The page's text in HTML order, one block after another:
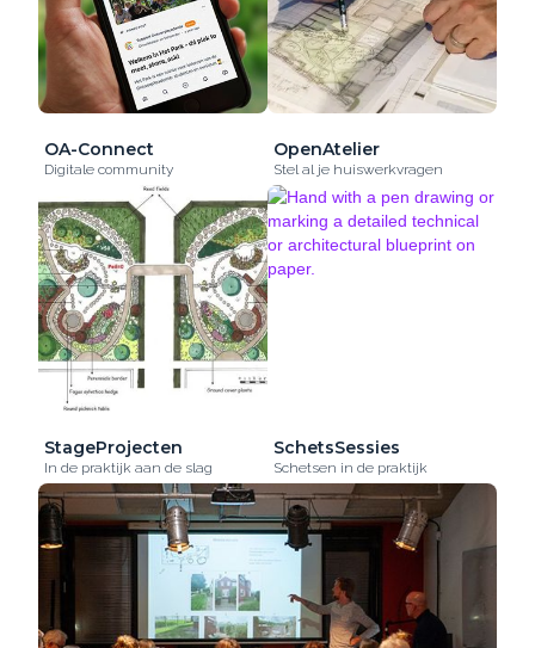
OA-Connect
Digitale community
OpenAtelier
Stel al je huiswerkvragen
StageProjecten
In de praktijk aan de slag
SchetsSessies
Schetsen in de praktijk